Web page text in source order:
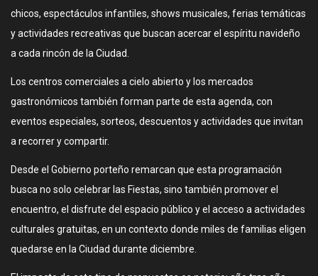
chicos, espectáculos infantiles, shows musicales, ferias temáticas
y actividades recreativas que buscan acercar el espíritu navideño
a cada rincón de la Ciudad.
Los centros comerciales a cielo abierto y los mercados
gastronómicos también forman parte de esta agenda, con
eventos especiales, sorteos, descuentos y actividades que invitan
a recorrer y compartir.
Desde el Gobierno porteño remarcan que esta programación
busca no solo celebrar las Fiestas, sino también promover el
encuentro, el disfrute del espacio público y el acceso a actividades
culturales gratuitas, en un contexto donde miles de familias eligen
quedarse en la Ciudad durante diciembre.